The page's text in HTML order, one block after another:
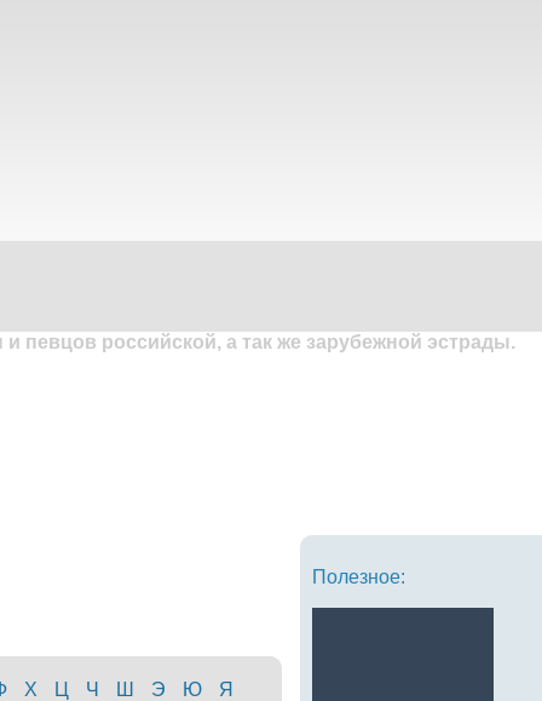
певцов российской, а так же зарубежной эстрады.
Х Ц Ч Ш Э Ю
Я
Полезное: